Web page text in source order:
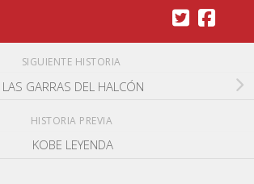
SIGUIENTE HISTORIA
LAS GARRAS DEL HALCÓN
HISTORIA PREVIA
KOBE LEYENDA